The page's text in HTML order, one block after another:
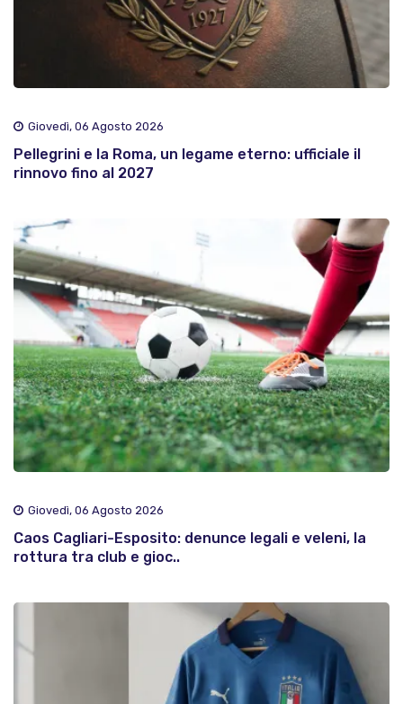
Giovedì, 06 Agosto 2026
Pellegrini e la Roma, un legame eterno: ufficiale il
rinnovo fino al 2027
Giovedì, 06 Agosto 2026
Caos Cagliari-Esposito: denunce legali e veleni, la
rottura tra club e gioc..